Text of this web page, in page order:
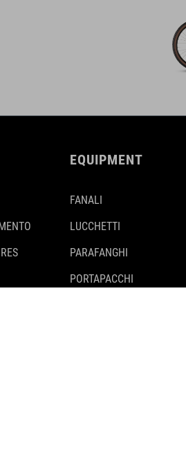
EQUIPMENT
FANALI
LUCCHETTI
PARAFANGHI
PORTAPACCHI